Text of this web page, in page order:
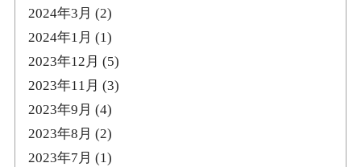
2024年3月 (2)
2024年1月 (1)
2023年12月 (5)
2023年11月 (3)
2023年9月 (4)
2023年8月 (2)
2023年7月 (1)